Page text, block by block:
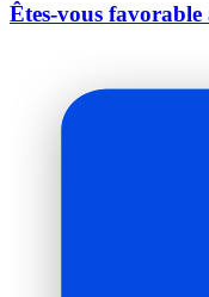
Êtes-vous